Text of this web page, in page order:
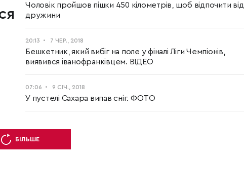
Чоловік пройшов пішки 450 кілометрів, щоб відпочити від
дружини
20:13 7 ЧЕР., 2018
Бешкетник, який вибіг на поле у фіналі Ліги Чемпіонів,
виявився іванофранківцем. ВІДЕО
07:06 9 СІЧ., 2018
У пустелі Сахара випав сніг. ФОТО
БІЛЬШЕ